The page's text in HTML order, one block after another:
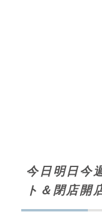
今日明日今
ト＆閉店開